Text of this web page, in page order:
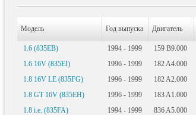
Модель Год выпуска Двигатель
1.6 (835EB) 1994 - 1999 159 B9.000
1.6 16V (835EI)
1996 - 1999 182 A4.000
1.8 16V LE (835FG)
1996 - 1999 182 A2.000
1.8 GT 16V (835EH)
1996 - 1999 183 A1.000
1.8 i.e. (835FA)
1994 - 1999 836 A5.000